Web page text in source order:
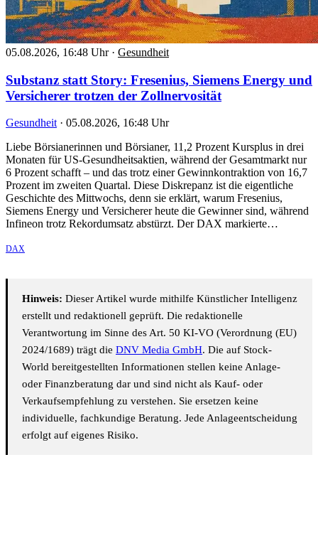
05.08.2026, 16:48 Uhr · Gesundheit
Substanz statt Story: Fresenius, Siemens Energy und
Versicherer trotzen der Zollnervosität
Gesundheit · 05.08.2026, 16:48 Uhr
Liebe Börsianerinnen und Börsianer, 11,2 Prozent Kursplus in drei
Monaten für US-Gesundheitsaktien, während der Gesamtmarkt nur
6 Prozent schafft – und das trotz einer Gewinnkontraktion von 16,7
Prozent im zweiten Quartal. Diese Diskrepanz ist die eigentliche
Geschichte des Mittwochs, denn sie erklärt, warum Fresenius,
Siemens Energy und Versicherer heute die Gewinner sind, während
Infineon trotz Rekordumsatz abstürzt. Der DAX markierte…
DAX
Hinweis: Dieser Artikel wurde mithilfe Künstlicher Intelligenz
erstellt und redaktionell geprüft. Die redaktionelle
Verantwortung im Sinne des Art. 50 KI-VO (Verordnung (EU)
2024/1689) trägt die DNV Media GmbH. Die auf Stock-
World bereitgestellten Informationen stellen keine Anlage-
oder Finanzberatung dar und sind nicht als Kauf- oder
Verkaufsempfehlung zu verstehen. Sie ersetzen keine
individuelle, fachkundige Beratung. Jede Anlageentscheidung
erfolgt auf eigenes Risiko.